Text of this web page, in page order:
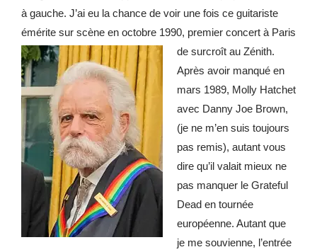
à gauche. J’ai eu la chance de voir une fois ce guitariste
émérite sur scène en octobre 1990, premier concert à Paris
de surcroît au Zénith.
Après avoir manqué en
mars 1989, Molly Hatchet
avec Danny Joe Brown,
(je ne m’en suis toujours
pas remis), autant vous
dire qu’il valait mieux ne
pas manquer le Grateful
Dead en tournée
européenne. Autant que
je me souvienne, l’entrée